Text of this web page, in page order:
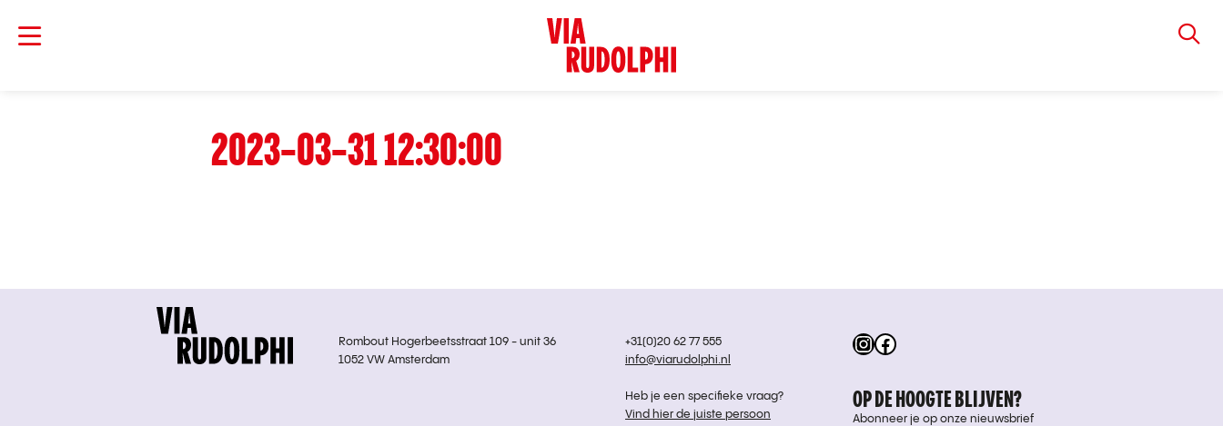
2023-03-31 12:30:00
Instagram
Facebook
Rombout Hogerbeetsstraat 109 - unit 36
1052 VW Amsterdam
+31(0)20 62 77 555
info@viarudolphi.nl
Heb je een specifieke vraag?
Vind hier de juiste persoon
OP DE HOOGTE BLIJVEN?
Abonneer je op onze nieuwsbrief